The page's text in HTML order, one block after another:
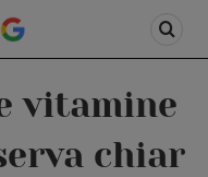
vitamine
chiar